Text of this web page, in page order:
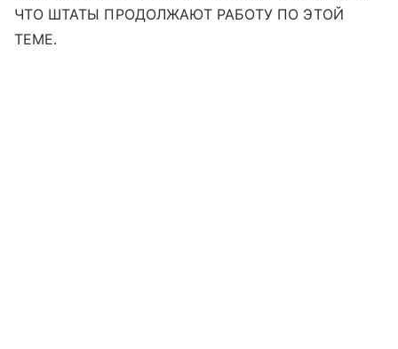
ЧТО ШТАТЫ ПРОДОЛЖАЮТ РАБОТУ ПО ЭТОЙ
ТЕМЕ.